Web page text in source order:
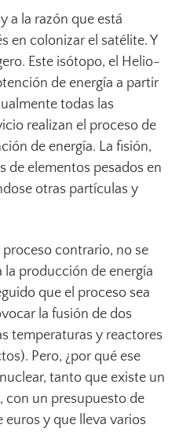
a la razón que está
en colonizar el satélite. Y
Este isótopo, el Helio-
de energía a partir
todas las
realizan el proceso de
de energía. La fisión,
de elementos pesados en
otras partículas y
proceso contrario, no se
producción de energía
que el proceso sea
la fusión de dos
temperaturas y reactores
Pero, ¿por qué ese
tanto que existe un
con un presupuesto de
y que lleva varios